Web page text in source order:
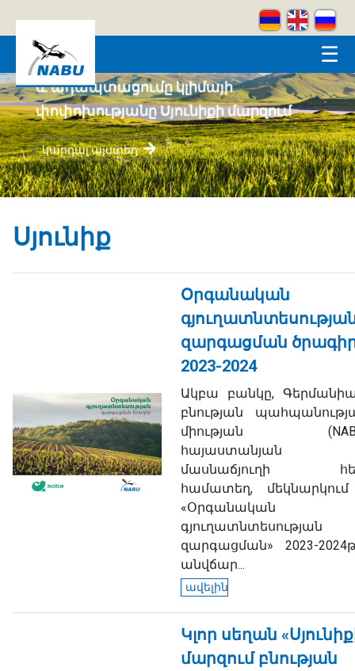
☰
Կրեատիվ լեռներ
կարդալ այստեղ
Սյունիք
Օրգանական
զարգացման
2023-2024
Ակբա բանկը,
բնության
միության
հայաստանյան
մասնաճյուղի
համատեղ,
«Օրգանական
գյուղատնտեսության
զարգացման» 2023-
անվճար...
ավելին
Կլոր սեղան
մարզում բնության